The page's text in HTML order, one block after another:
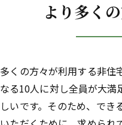
より多く
多くの方々が利用する非住
なる10人に対し全員が大
しいです。そのため、でき